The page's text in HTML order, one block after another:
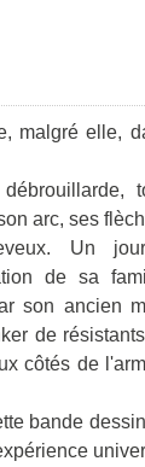
malgré elle,
arc, ses
Un
de sa
son ancien
de
côtés de
bande